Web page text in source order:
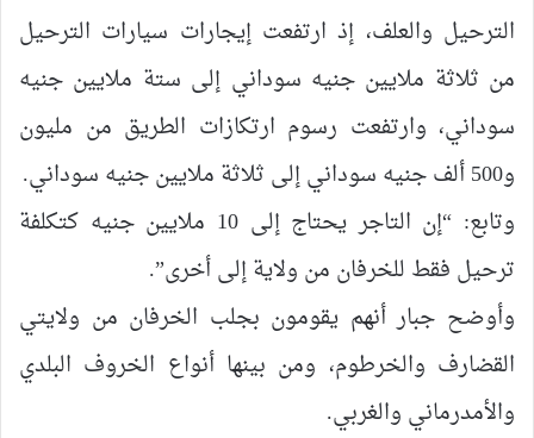
الترحيل والعلف، إذ ارتفعت إيجارات سيارات الترحيل
من ثلاثة ملايين جنيه سوداني إلى ستة ملايين جنيه
سوداني، وارتفعت رسوم ارتكازات الطريق من مليون
و500 ألف جنيه سوداني إلى ثلاثة ملايين جنيه سوداني.
وتابع: “إن التاجر يحتاج إلى 10 ملايين جنيه كتكلفة
ترحيل فقط للخرفان من ولاية إلى أخرى”.
وأوضح جبار أنهم يقومون بجلب الخرفان من ولايتي
القضارف والخرطوم، ومن بينها أنواع الخروف البلدي
والأمدرماني والغربي.